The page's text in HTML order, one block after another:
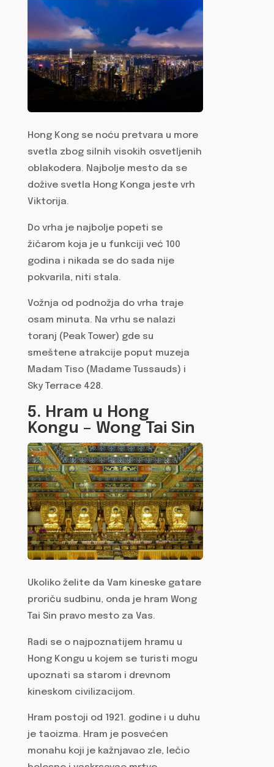
Hong Kong se noću pretvara u more
svetla zbog silnih visokih osvetljenih
oblakodera. Najbolje mesto da se
dožive svetla Hong Konga jeste vrh
Viktorija.
Do vrha je najbolje popeti se
žičarom koja je u funkciji već 100
godina i nikada se do sada nije
pokvarila, niti stala.
Vožnja od podnožja do vrha traje
osam minuta. Na vrhu se nalazi
toranj (Peak Tower) gde su
smeštene atrakcije poput muzeja
Madam Tiso (Madame Tussauds) i
Sky Terrace 428.
5. Hram u Hong
Kongu – Wong Tai Sin
Ukoliko želite da Vam kineske gatare
proriču sudbinu, onda je hram Wong
Tai Sin pravo mesto za Vas.
Radi se o najpoznatijem hramu u
Hong Kongu u kojem se turisti mogu
upoznati sa starom i drevnom
kineskom civilizacijom.
Hram postoji od 1921. godine i u duhu
je taoizma. Hram je posvećen
monahu koji je kažnjavao zle, lečio